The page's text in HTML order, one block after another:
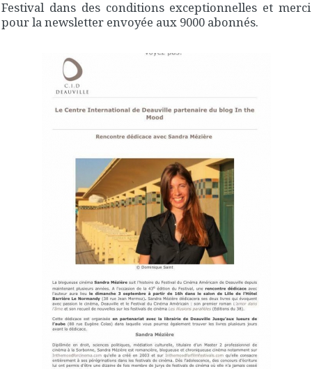
Festival dans des conditions exceptionnelles et merci
pour la newsletter envoyée aux 9000 abonnés.